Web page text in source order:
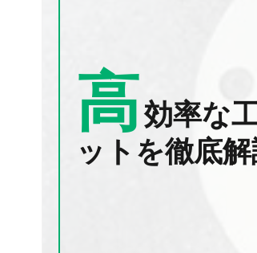
高効率な
ットを徹底解